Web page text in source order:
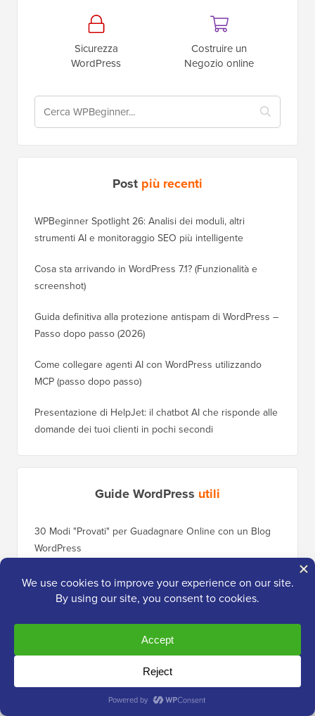
Sicurezza
WordPress
Costruire un
Negozio online
Post più recenti
WPBeginner Spotlight 26: Analisi dei moduli, altri
strumenti AI e monitoraggio SEO più intelligente
Cosa sta arrivando in WordPress 7.1? (Funzionalità e
screenshot)
Guida definitiva alla protezione antispam di WordPress –
Passo dopo passo (2026)
Come collegare agenti AI con WordPress utilizzando
MCP (passo dopo passo)
Presentazione di HelpJet: il chatbot AI che risponde alle
domande dei tuoi clienti in pochi secondi
Guide WordPress utili
30 Modi "Provati" per Guadagnare Online con un Blog
WordPress
Quanto Costa Davvero Costruire un Sito Web
WordPress?
Registrazione Gratuita: Workshop WordPress per
Qual è il Miglior Plugin Popup per WordPress?
(Confronto)
Come
Come
(Passo